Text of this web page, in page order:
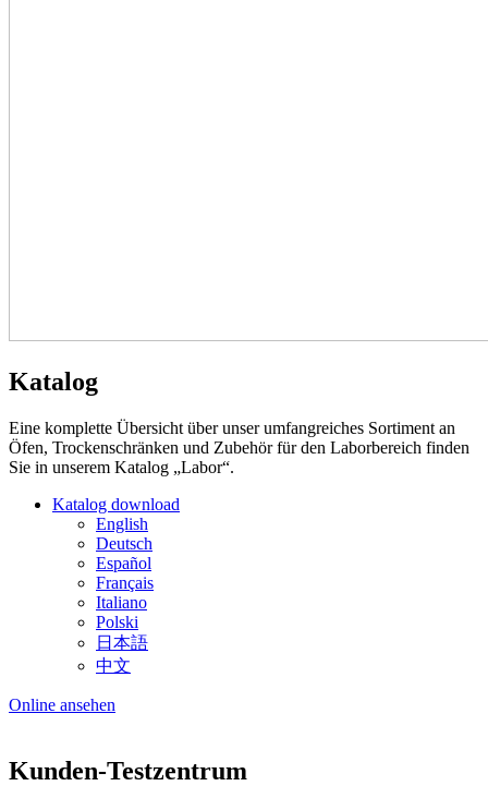
Katalog
Eine komplette Übersicht über unser umfangreiches Sortiment an
Öfen, Trockenschränken und Zubehör für den Laborbereich finden
Sie in unserem Katalog „Labor“.
Katalog download
English
Deutsch
Español
Français
Italiano
Polski
日本語
中文
Online ansehen
Kunden-Testzentrum